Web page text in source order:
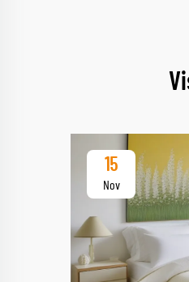
15
Nov